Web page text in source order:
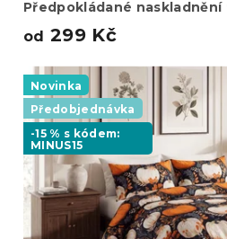
Předpokládané naskladnění
od 299 Kč
Novinka
Předobjednávka
-15 % s kódem:
MINUS15